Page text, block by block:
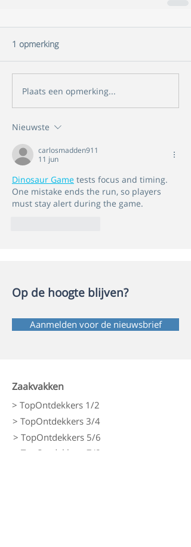
1 opmerking
Plaats een opmerking...
Nieuwste
carlosmadden911
11 jun
Dinosaur Game tests focus and timing.
One mistake ends the run, so players
must stay alert during the game.
Op de hoogte blijven?
Aanmelden voor de nieuwsbrief
Zaakvakken
> TopOntdekkers 1/2
> TopOntdekkers 3/4
> TopOntdekkers 5/6
> TopOntdekkers 7/8